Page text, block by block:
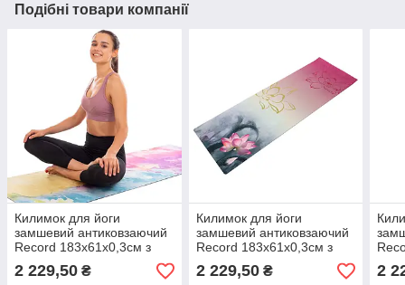
Подібні товари компанії
Килимок для йоги
замшевий антиковзаючий
Record 183x61x0,3см з
акварельним принтом
2 229,50 ₴
Килимок для йоги
замшевий антиковзаючий
Record 183x61x0,3см з
принтом індійського
лотоса
2 229,50₴ 2